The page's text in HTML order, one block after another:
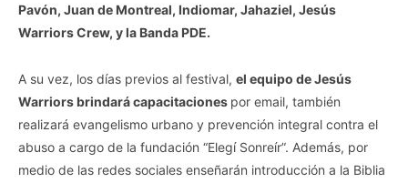
Pavón, Juan de Montreal, Indiomar, Jahaziel, Jesús
Warriors Crew, y la Banda PDE.
A su vez, los días previos al festival, el equipo de Jesús
Warriors brindará capacitaciones por email, también
realizará evangelismo urbano y prevención integral contra el
abuso a cargo de la fundación “Elegí Sonreír”. Además, por
medio de las redes sociales enseñarán introducción a la Biblia